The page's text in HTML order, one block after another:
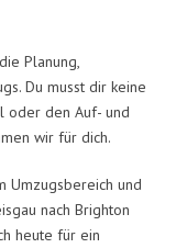
Planung,
Du musst dir keine
oder den Auf- und
wir für dich.
Umzugsbereich und
nach Brighton
heute für ein